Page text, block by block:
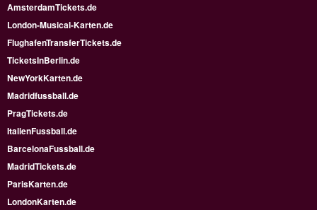
AmsterdamTickets.de
London-Musical-Karten.de
FlughafenTransferTickets.de
TicketsInBerlin.de
NewYorkKarten.de
Madridfussball.de
PragTickets.de
ItalienFussball.de
BarcelonaFussball.de
MadridTickets.de
ParisKarten.de
LondonKarten.de